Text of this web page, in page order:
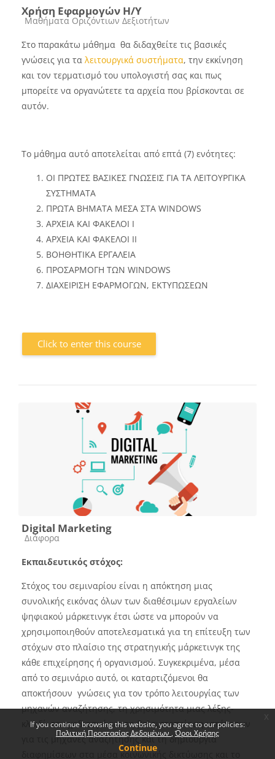
If you continue browsing this website, you agree to our policies:
Πολιτική Προστασίας Δεδομένων Όροι Χρήσης
Continue
Χρήση Εφαρμογών Η/Υ
Course category
Μαθήματα Οριζόντιων Δεξιοτήτων
Στο παρακάτω μάθημα θα διδαχθείτε τις βασικές
γνώσεις για τα λειτουργικά συστήματα, την εκκίνηση
και τον τερματισμό του υπολογιστή σας και πως
μπορείτε να οργανώτετε τα αρχεία που βρίσκονται σε
αυτόν.
Το μάθημα αυτό αποτελείται από επτά (7) ενότητες:
ΟΙ ΠΡΩΤΕΣ ΒΑΣΙΚΕΣ ΓΝΩΣΕΙΣ ΓΙΑ ΤΑ ΛΕΙΤΟΥΡΓΙΚΑ
ΣΥΣΤΗΜΑΤΑ
ΠΡΩΤΑ ΒΗΜΑΤΑ ΜΕΣΑ ΣΤΑ WINDOWS
ΑΡΧΕΙΑ ΚΑΙ ΦΑΚΕΛΟΙ Ι
ΑΡΧΕΙΑ ΚΑΙ ΦΑΚΕΛΟΙ ΙΙ
ΒΟΗΘΗΤΙΚΑ ΕΡΓΑΛΕΙΑ
ΠΡΟΣΑΡΜΟΓΗ ΤΩΝ WINDOWS
ΔΙΑΧΕΙΡΙΣΗ ΕΦΑΡΜΟΓΩΝ, ΕΚΤΥΠΩΣΕΩΝ
Click to enter this course
Digital Marketing
Course category
Διάφορα
Εκπαιδευτικός στόχος:
Στόχος του σεμιναρίου είναι η απόκτηση μιας
συνολικής εικόνας όλων των διαθέσιμων εργαλείων
ψηφιακού μάρκετινγκ έτσι ώστε να μπορούν να
χρησιμοποιηθούν αποτελεσματικά για τη επίτευξη των
στόχων στο πλαίσιο της στρατηγικής μάρκετινγκ της
κάθε επιχείρησης ή οργανισμού. Συγκεκριμένα, μέσα
από το σεμινάριο αυτό, οι καταρτιζόμενοι θα
αποκτήσουν γνώσεις για τον τρόπο λειτουργίας των
μηχανών αναζήτησης, τη χρησιμότητα μιας λέξης-
κλειδί, τo σχεδιασμό και τη βελτιστοποίηση ιστότοπων
για τις μηχανές αναζήτησης και τη δημιουργία
διαφημίσεων στα μέσα κοινωνικής δικτύωσης και το